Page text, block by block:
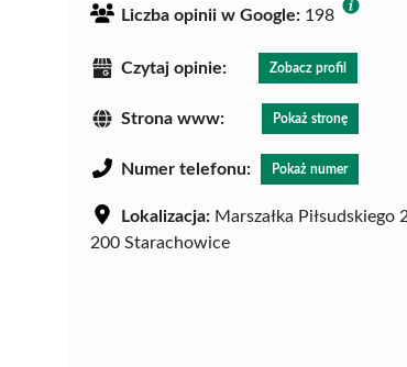
Liczba opinii w Google: 198
Czytaj opinie: Zobacz profil
Strona www: Pokaż stronę
Numer telefonu: Pokaż numer
Lokalizacja: Marszałka Piłsudskiego
200 Starachowice